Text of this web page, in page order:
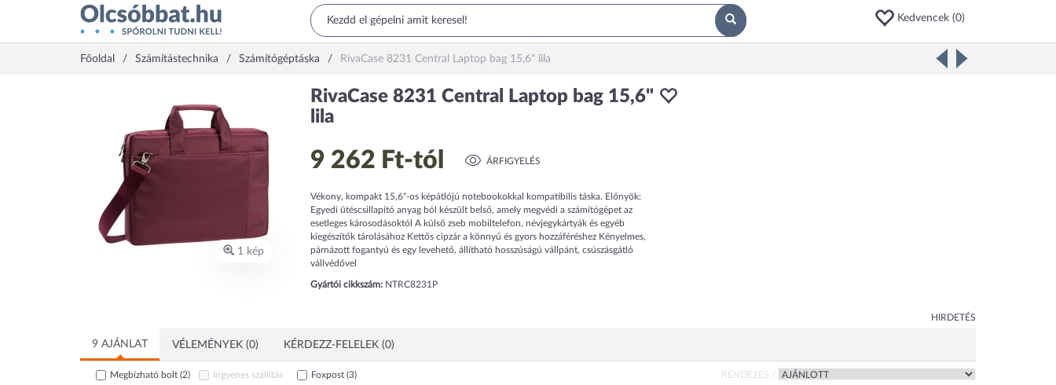
Kedvencek (0)
Főoldal Számítástechnika Számítógéptáska RivaCase 8231 Central Laptop bag 15,6" lila
1 kép
RivaCase 8231 Central Laptop bag 15,6"
lila
9 262 Ft-tól ÁRFIGYELÉS
Vékony, kompakt 15,6"-os képátlójú notebookokkal kompatibilis táska. Előnyök:
Egyedi ütéscsillapító anyag ból készült belső, amely megvédi a számítógépet az
esetleges károsodásoktól A külső zseb mobiltelefon, névjegykártyák és egyéb
kiegészítők tárolásához Kettős cipzár a könnyű és gyors hozzáféréshez Kényelmes,
párnázott fogantyú és egy levehető, állítható hosszúságú vállpánt, csúszásgátló
vállvédővel
Gyártói cikkszám:NTRC8231P
HIRDETÉS
9 AJÁNLAT VÉLEMÉNYEK (0) KÉRDEZZ-FELELEK (0)
Megbízható bolt (2) Ingyenes szállítás Foxpost (3) RENDEZÉS /